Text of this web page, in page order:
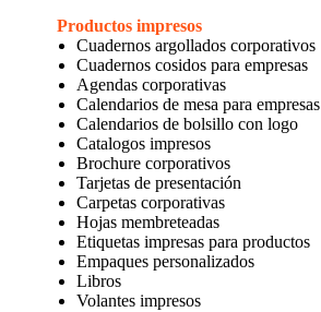
Productos impresos
Cuadernos argollados corporativos
Cuadernos cosidos para empresas
Agendas corporativas
Calendarios de mesa para empresas
Calendarios de bolsillo con logo
Catalogos impresos
Brochure corporativos
Tarjetas de presentación
Carpetas corporativas
Hojas membreteadas
Etiquetas impresas para productos
Empaques personalizados
Libros
Volantes impresos